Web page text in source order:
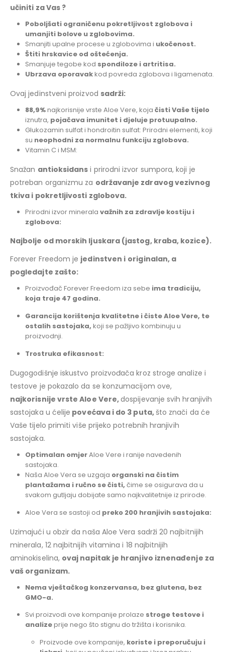
učiniti za Vas ?
Poboljšati ograničenu pokretljivost zglobova i
umanjiti bolove u zglobovima.
Smanjiti upalne procese u zglobovima i ukočenost.
Štiti hrskavice od oštećenja.
Smanjuje tegobe kod spondiloze i artritisa.
Ubrzava oporavakkod povreda zglobova i ligamenata.
Ovaj jedinstveni proizvod sadrži:
88,9%najkorisnije vrste Aloe Vere, koja čisti Vaše tijelo
iznutra, pojačava imunitet i djeluje protuupalno.
Glukozamin sulfat i hondroitin sulfat: Prirodni elementi, koji
su neophodni za normalnu funkciju zglobova.
Vitamin C i MSM:
Snažan antioksidans i prirodni izvor sumpora, koji je
potreban organizmu za održavanje zdravog vezivnog
tkiva i pokretljivosti zglobova.
Prirodni izvor minerala važnih za zdravlje kostiju i
zglobova:
Najbolje od morskih ljuskara (jastog, kraba, kozice).
Forever Freedom je jedinstven i originalan, a
pogledajte zašto:
Proizvođač Forever Freedom iza sebe ima tradiciju,
koja traje 47 godina.
Garancija korištenja kvalitetne i čiste Aloe Vere, te
ostalih sastojaka, koji se pažljivo kombinuju u
proizvodnji.
Trostruka efikasnost:
Dugogodišnje iskustvo proizvođača kroz stroge analize i
testove je pokazalo da se konzumacijom ove,
najkorisnije vrste Aloe Vere,dospijevanje svih hranjivih
sastojaka u ćelije povećava i do 3 puta, što znači da će
Vaše tijelo primiti više prijeko potrebnih hranjivih
sastojaka.
Optimalan omjerAloe Vere i ranije navedenih
sastojaka.
Naša Aloe Vera se uzgaja organski na čistim
plantažama i ručno se čisti, čime se osigurava da u
svakom gutljaju dobijate samo najkvalitetnije iz prirode.
Aloe Vera se sastoji od preko 200 hranjivih sastojaka:
Uzimajući u obzir da naša Aloe Vera sadrži 20 najbitnijih
minerala, 12 najbitnijih vitamina i 18 najbitnijih
aminokiselina, ovaj napitak je hranjivo iznenađenje za
vaš organizam.
Nema vještačkog konzervansa, bez glutena, bez
GMO-a.
Svi proizvodi ove kompanije prolaze stroge testove i
analizeprije nego što stignu do tržišta i korisnika.
Proizvode ove kompanije, koriste i preporučuju i